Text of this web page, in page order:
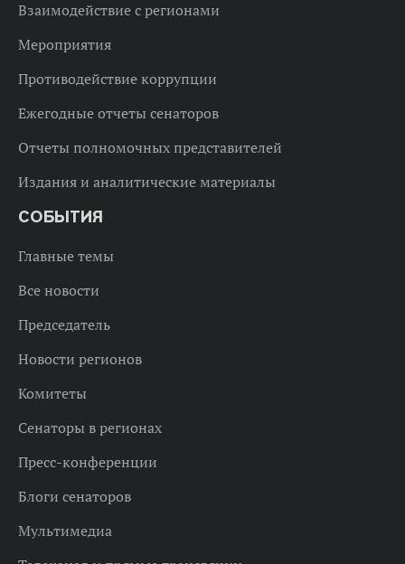
Взаимодействие с регионами
Мероприятия
Противодействие коррупции
Ежегодные отчеты сенаторов
Отчеты полномочных представителей
Издания и аналитические материалы
СОБЫТИЯ
Главные темы
Все новости
Председатель
Новости регионов
Комитеты
Сенаторы в регионах
Пресс-конференции
Блоги сенаторов
Мультимедиа